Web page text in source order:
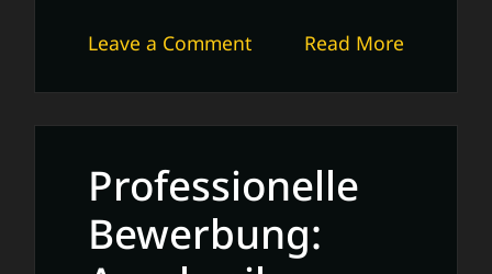
Read More
Leave a Commenton
Vorlage
für
Anschreiben:
und
Professionelle
Bewerbung: